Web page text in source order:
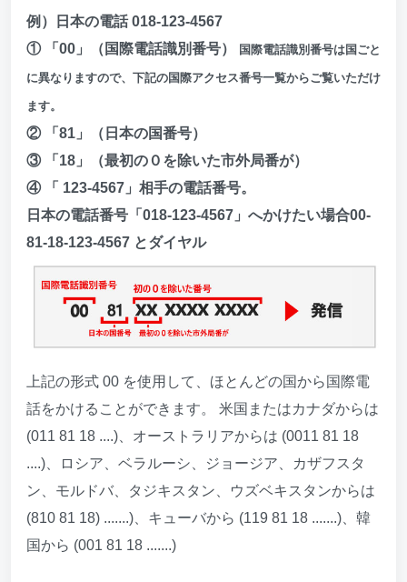
例）日本の電話 018-123-4567
① 「00」（国際電話識別番号）
国際電話識別番号は国ごと
に異なりますので、下記の国際アクセス番号一覧からご覧いただけ
ます。
② 「81」（日本の国番号）
③ 「18」（最初の０を除いた市外局番が）
④ 「 123-4567」相手の電話番号。
日本の電話番号「018-123-4567」へかけたい場合00-
81-18-123-4567 とダイヤル
上記の形式 00 を使用して、ほとんどの国から国際電
話をかけることができます。 米国またはカナダからは
(011 81 18 ....)、オーストラリアからは (0011 81 18
....)、ロシア、ベラルーシ、ジョージア、カザフスタ
ン、モルドバ、タジキスタン、ウズベキスタンからは
(810 81 18) .......)、キューバから (119 81 18 .......)、韓
国から (001 81 18 .......)